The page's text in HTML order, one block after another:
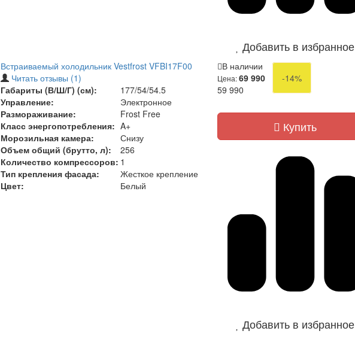
Добавить в избранное
Встраиваемый холодильник Vestfrost VFBI17F00
Читать отзывы (1)
Габариты (В/Ш/Г) (см):
177/54/54.5
Управление:
Электронное
Размораживание:
Frost Free
Класс энергопотребления: A+
Морозильная камера:
Снизу
Объем общий (брутто, л):
256
Количество компрессоров: 1
Тип крепления фасада:
Жесткое крепление
Цвет:
Белый
В наличии
Цена:69 990
-14%
59 990
Купить
Добавить в избранное